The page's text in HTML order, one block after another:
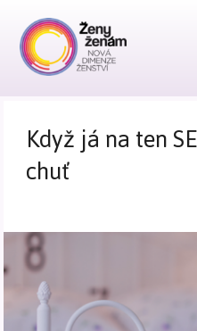
Když já na ten
chuť